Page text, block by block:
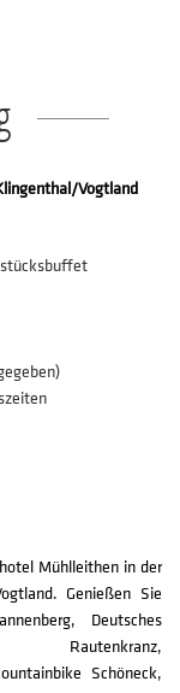
Vogtland
Mühlleithen in der
Genießen Sie
Deutsches
Rautenkranz,
Schöneck,